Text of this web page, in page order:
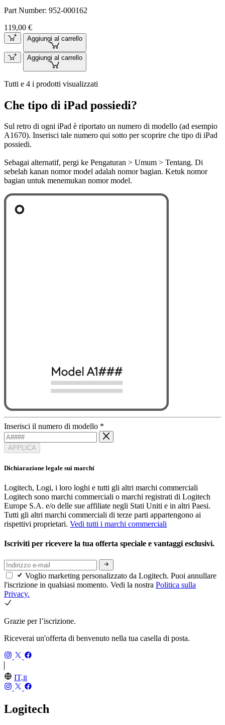
Part Number: 952-000162
119,00 €
Aggiungi al carrello
Aggiungi al carrello
Tutti e 4 i prodotti visualizzati
Che tipo di iPad possiedi?
Sul retro di ogni iPad è riportato un numero di modello (ad esempio
A1670). Inserisci tale numero qui sotto per scoprire che tipo di iPad
possiedi.
Sebagai alternatif, pergi ke Pengaturan > Umum > Tentang. Di
sebelah kanan nomor model adalah nomor bagian. Ketuk nomor
bagian untuk menemukan nomor model.
Inserisci il numero di modello *
APPLICA
Dichiarazione legale sui marchi
Logitech, Logi, i loro loghi e tutti gli altri marchi commerciali
Logitech sono marchi commerciali o marchi registrati di Logitech
Europe S.A. e/o delle sue affiliate negli Stati Uniti e in altri Paesi.
Tutti gli altri marchi commerciali di terze parti appartengono ai
rispettivi proprietari. Vedi tutti i marchi commerciali
Iscriviti per ricevere la tua offerta speciale e vantaggi esclusivi.
Voglio marketing personalizzato da Logitech. Puoi annullare
l'iscrizione in qualsiasi momento. Vedi la nostra Politica sulla
Privacy.
Grazie per l’iscrizione.
Riceverai un'offerta di benvenuto nella tua casella di posta.
IT,it
Logitech